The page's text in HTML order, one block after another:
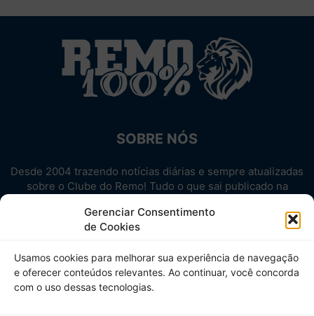
Gerenciar Consentimento
de Cookies
Usamos cookies para melhorar sua experiência de navegação
e oferecer conteúdos relevantes. Ao continuar, você concorda
com o uso dessas tecnologias.
SOBRE NÓS
Desde 2004 trazendo notícias diárias e sempre atualizadas
sobre o Clube do Remo! Tudo o que sai publicado na
Aproveite! Site não-oficial.
SIGA-NOS